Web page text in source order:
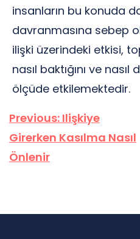
insanların bu konuda
davranmasına sebep
ilişki üzerindeki etkisi,
nasıl baktığını ve
ölçüde etkilemektedir.
Yazı
gezinmesi
Previous: Ilişkiye
Girerken Kasılma Nasıl
Önlenir